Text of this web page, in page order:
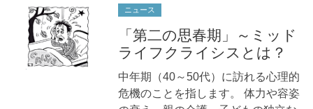
ニュース
「第二の思春期」～ミッド
ライフクライシスとは？
中年期（40～50代）に訪れる心理的
危機のことを指します。 体力や容姿